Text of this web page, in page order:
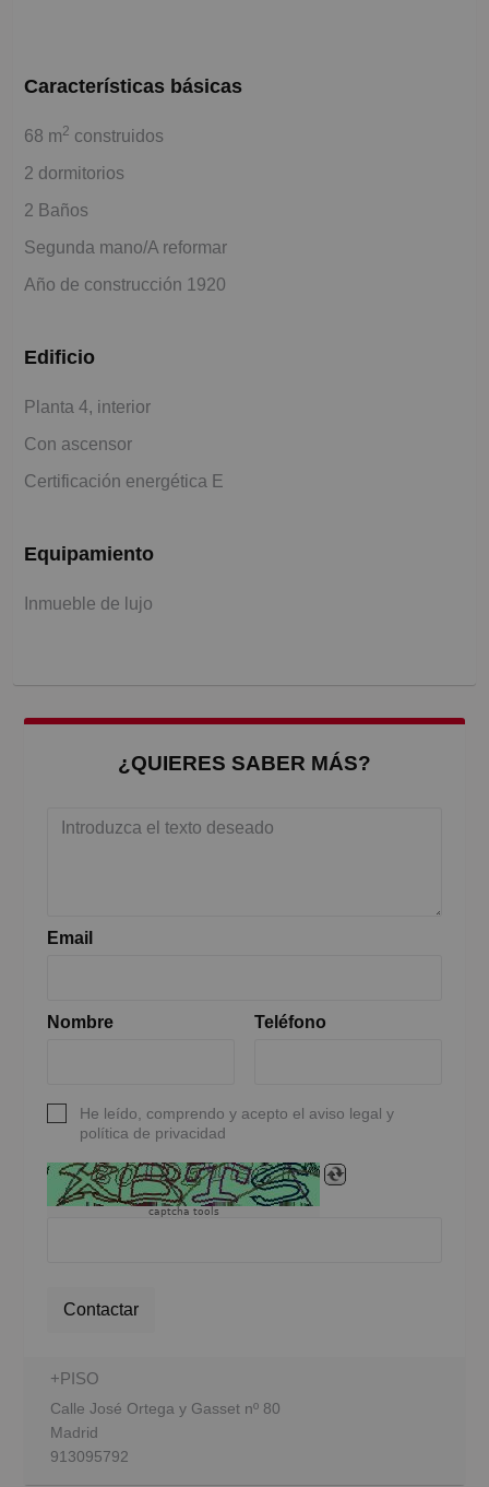
Características básicas
68 m2 construidos
2 dormitorios
2 Baños
Segunda mano/A reformar
Año de construcción 1920
Edificio
Planta 4, interior
Con ascensor
Certificación energética E
Equipamiento
Inmueble de lujo
¿QUIERES SABER MÁS?
Email
Nombre Teléfono
He leído, comprendo y acepto el aviso legal y
política de privacidad
captcha tools
Contactar
+PISO
Calle José Ortega y Gasset nº 80
Madrid
913095792